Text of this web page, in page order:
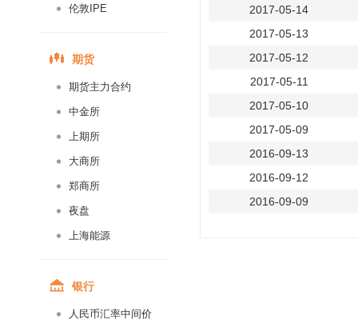
伦敦IPE
期货
期货主力合约
中金所
上期所
大商所
郑商所
夜盘
上海能源
银行
人民币汇率中间价
2017-05-14
2017-05-13
2017-05-12
2017-05-11
2017-05-10
2017-05-09
2016-09-13
2016-09-12
2016-09-09